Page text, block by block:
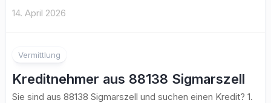
14. April 2026
Vermittlung
Kreditnehmer aus 88138 Sigmarszell
Sie sind aus 88138 Sigmarszell und suchen einen Kredit? 1.